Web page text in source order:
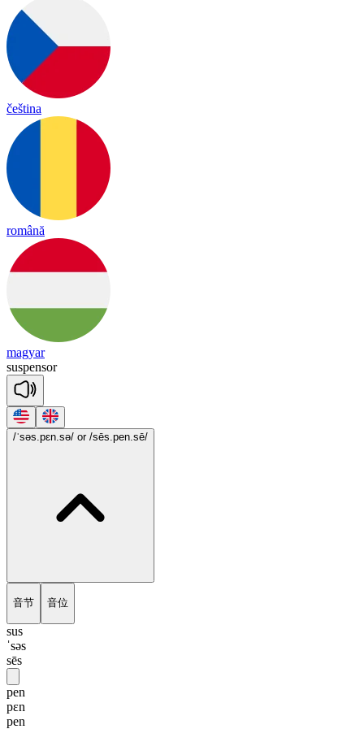
čeština
română
magyar
suspensor
/ˈsəs.pɛn.sə/ or /sēs.pen.sē/
音节 音位
sus
ˈsəs
sēs
pen
pɛn
pen